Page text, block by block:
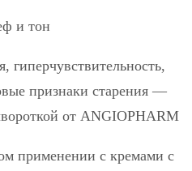
и тон
признаки старения —
от ANGIOPHARM
применении с кремами с